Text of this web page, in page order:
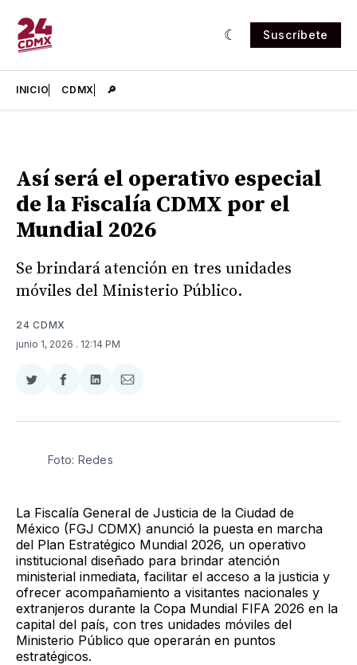
Suscríbete
INICIO CDMX 🔎
Así será el operativo especial
de la Fiscalía CDMX por el
Mundial 2026
Se brindará atención en tres unidades
móviles del Ministerio Público.
24 CDMX
junio 1, 2026 . 12:14 PM
Compartir
Twitter
Compartir
Facebook
Compartir
LinkedIn
Compartir
Email
Foto: Redes
La Fiscalía General de Justicia de la Ciudad de
México (FGJ CDMX) anunció la puesta en marcha
del Plan Estratégico Mundial 2026, un operativo
institucional diseñado para brindar atención
ministerial inmediata, facilitar el acceso a la justicia y
ofrecer acompañamiento a visitantes nacionales y
extranjeros durante la Copa Mundial FIFA 2026 en la
capital del país, con tres unidades móviles del
Ministerio Público que operarán en puntos
estratégicos.